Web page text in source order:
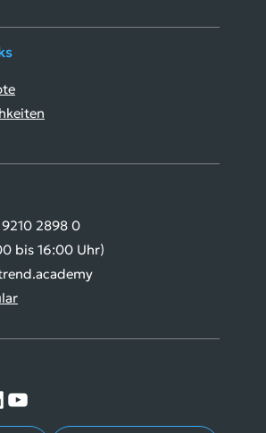
2898 0
bis 16:00 Uhr)
YouTube